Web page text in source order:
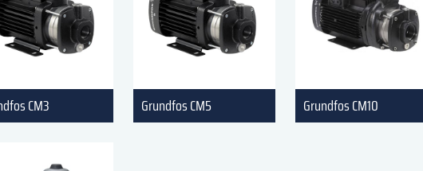
CM3 Grundfos CM5 Grundfos CM10